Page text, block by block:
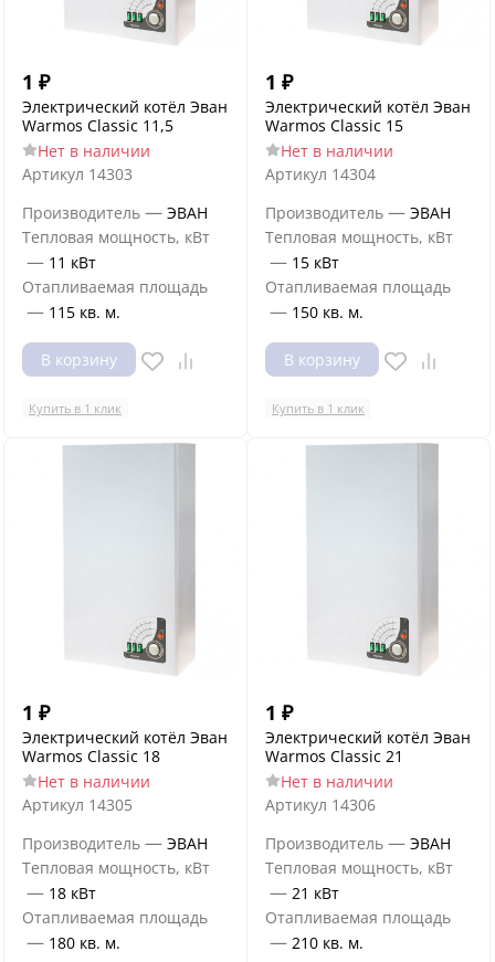
1 ₽
Электрический котёл Эван
Warmos Classic 11,5
Нет в наличии
Артикул 14303
Производитель — ЭВАН
Тепловая мощность, кВт
— 11 кВт
Отапливаемая площадь
— 115 кв. м.
В корзину
Купить в 1 клик
1 ₽
Электрический котёл Эван
Warmos Classic 15
Нет в наличии
Артикул 14304
Производитель — ЭВАН
Тепловая мощность, кВт
— 15 кВт
Отапливаемая площадь
— 150 кв. м.
В корзину
Купить в 1 клик
1 ₽
Электрический котёл Эван
Warmos Classic 18
Нет в наличии
Артикул 14305
Производитель — ЭВАН
Тепловая мощность, кВт
— 18 кВт
Отапливаемая площадь
— 180 кв. м.
1 ₽
Электрический котёл Эван
Warmos Classic 21
Нет в наличии
Артикул 14306
Производитель — ЭВАН
Тепловая мощность, кВт
— 21 кВт
Отапливаемая площадь
— 210 кв. м.